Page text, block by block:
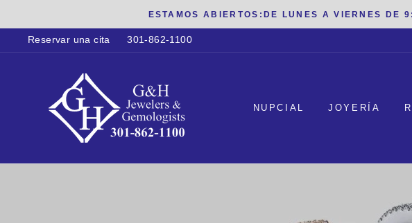
al
contenido
ESTAMOS ABIERTOS:DE LUNES A VIERNES
Reservar una cita 301-862-1100
NUPCIAL JOYERÍA